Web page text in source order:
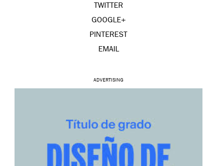
TWITTER
GOOGLE+
PINTEREST
EMAIL
ADVERTISING